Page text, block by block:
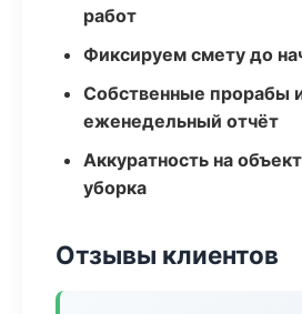
работ
Фиксируем смету до
Собственные прорабы
еженедельный отчёт
Аккуратность на
уборка
Отзывы клиентов